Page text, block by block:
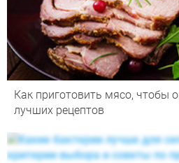
Как приготовить мясо, чтобы
лучших рецептов